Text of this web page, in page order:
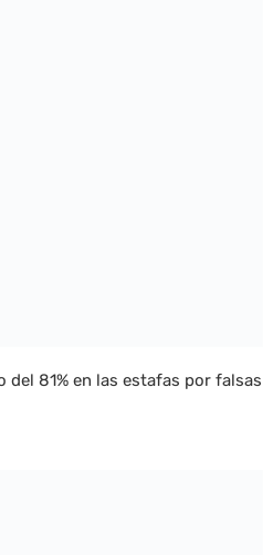
del 81% en las estafas por falsas